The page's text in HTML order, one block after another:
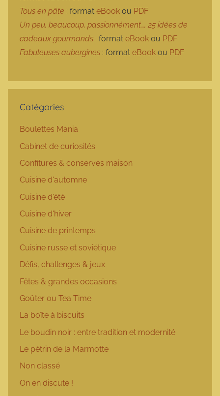
Tous en pâte : format eBook ou PDF
Un peu, beaucoup, passionnément…, 25 idées de
cadeaux gourmands : format eBook ou PDF
Fabuleuses aubergines : format eBook ou PDF
Catégories
Boulettes Mania
Cabinet de curiosités
Confitures & conserves maison
Cuisine d'automne
Cuisine d'été
Cuisine d'hiver
Cuisine de printemps
Cuisine russe et soviétique
Défis, challenges & jeux
Fêtes & grandes occasions
Goûter ou Tea Time
La boîte à biscuits
Le boudin noir : entre tradition et modernité
Le pétrin de la Marmotte
Non classé
On en discute !